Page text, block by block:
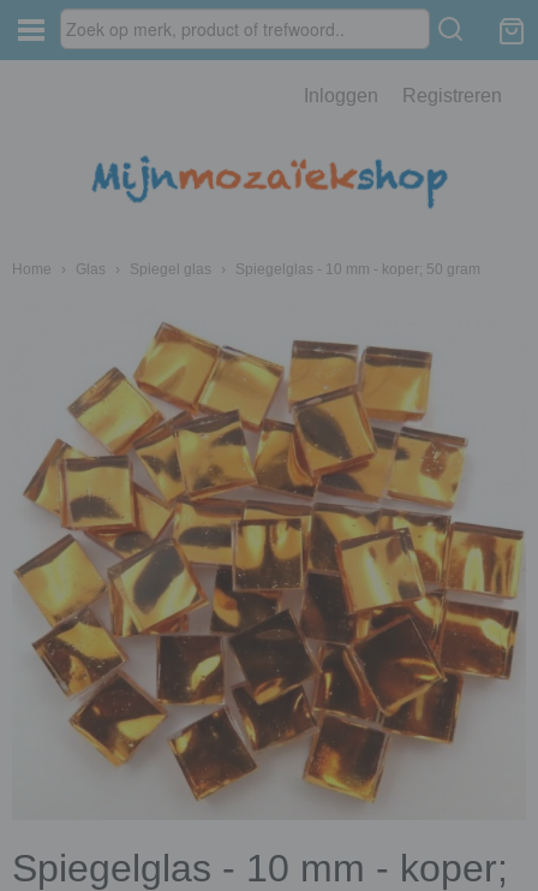
Inloggen Registreren
Home › Glas › Spiegel glas › Spiegelglas - 10 mm - koper; 50 gram
Spiegelglas - 10 mm - koper;